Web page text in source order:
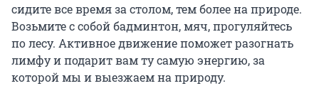
сидите все время за столом, тем более на природе.
Возьмите с собой бадминтон, мяч, прогуляйтесь
по лесу. Активное движение поможет разогнать
лимфу и подарит вам ту самую энергию, за
которой мы и выезжаем на природу.